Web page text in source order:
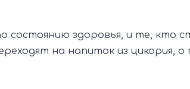
состоянию здоровья, и те, кто
на напиток из цикория, о